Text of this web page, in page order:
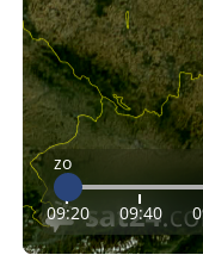
zo
09:20 09:40